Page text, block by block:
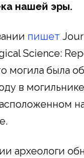
нашей эры.
пишет
Science:
могила была
в
археологи